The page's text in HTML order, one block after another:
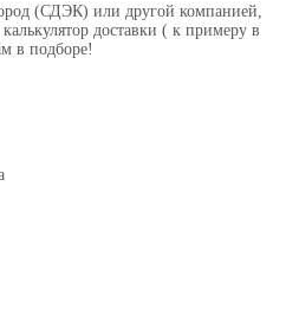
(СДЭК) или другой компанией,
доставки ( к примеру в
в подборе!